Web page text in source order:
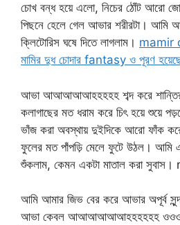
চোখ বন্ধ হয়ে এলো, নিচের ঠোঁট আরো
পিছনে হেলে গেল আভার শরীরটা। আমি
ক্লিটোরিস ঘষে দিতে লাগলাম। mamir
মামির দুধ চোদার fantasy ও পূরণ
আভা আআআআআহহহহহ শব্দ করে শান্তির
কলাগাছের মত ধরাম করে চিৎ হয়ে শুয়ে
ভাঁজ করা অবস্থায় দুইদিকে আরো ফাঁক
ফুলের মত পাঁপড়ি মেলে ফুটে উঠল। আমি
শুঁকলাম, কেমন একটা মাতাল করা
আমি আমার জিভ বের করে আভার অপূর্ব
আভা কেবল আআআআআআহহহহহহ